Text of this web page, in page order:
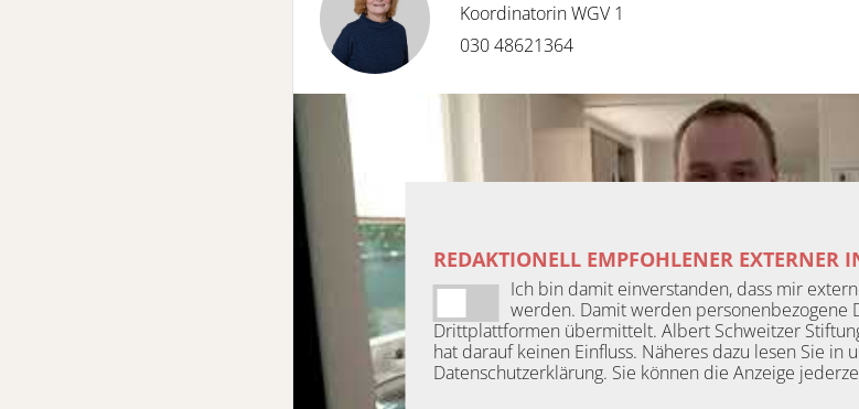
Koordinatorin WGV 1
030 48621364
REDAKTIONELL EMPFOHLENER EXTERNER
Ich bin damit einverstanden, dass mir
werden. Damit werden personenbezogene
Drittplattformen übermittelt. Albert Schweitzer
hat darauf keinen Einfluss. Näheres dazu lesen Sie in
Datenschutzerklärung. Sie können die Anzeige